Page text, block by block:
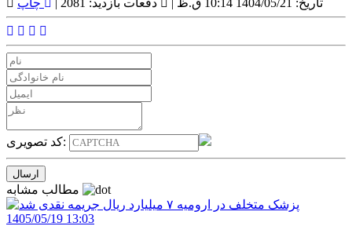
کد تصویری:
1405/05/19 13:03